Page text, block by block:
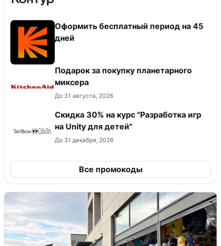
Оформить бесплатный период на 45
дней
Подарок за покупку планетарного
миксера
До 31 августа, 2026
Скидка 30% на курс "Разработка игр
на Unity для детей"
До 31 декабря, 2026
Все промокоды